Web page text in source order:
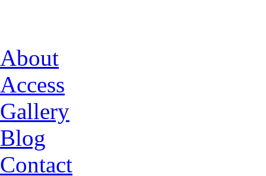
About
Access
Gallery
Blog
Contact